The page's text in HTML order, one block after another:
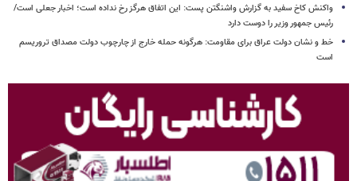
واکنش کاخ سفید به گزارش واشنگتن پست: این اتفاق هرگز رخ نداده است؛ اخبار جعلی است/
رئیس جمهور وزیر را دوست دارد
خط و نشان دولت عراق برای مقاومت: هرگونه حمله خارج از چارچوب دولت مصداق تروریسم
است